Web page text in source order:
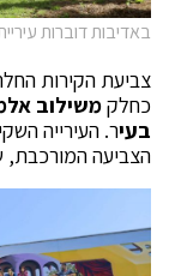
באדיבות דוברות
צביעת הקירות
כחלקמשילוב
בעיר. העירייה
הצביעה